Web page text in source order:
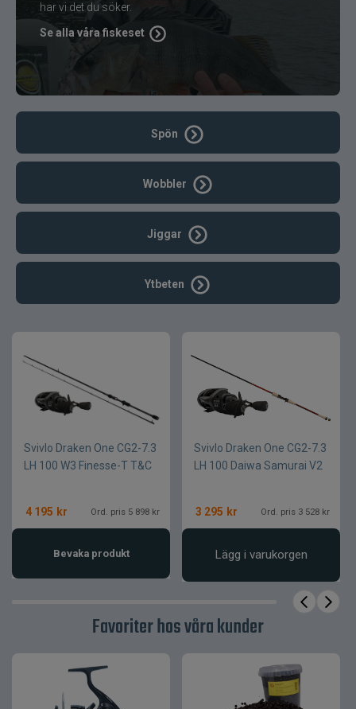
har vi det du söker.
Se alla våra fiskeset
Spön
Wobbler
Jiggar
Ytbeten
Svivlo Draken One CG2-7.3
LH 100 W3 Finesse-T T&C
4 195 kr Ord. pris 5 898 kr
Bevaka produkt
Svivlo Draken One CG2-7.3
LH 100 Daiwa Samurai V2
3 295 kr Ord. pris 3 528 kr
Lägg i varukorgen
Favoriter hos våra kunder